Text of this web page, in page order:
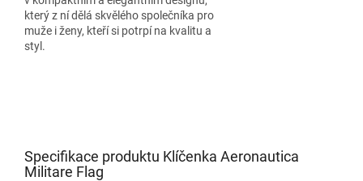
který z ní dělá skvělého společníka pro
muže i ženy, kteří si potrpí na kvalitu a
styl.
Specifikace produktu Klíčenka Aeronautica
Militare Flag